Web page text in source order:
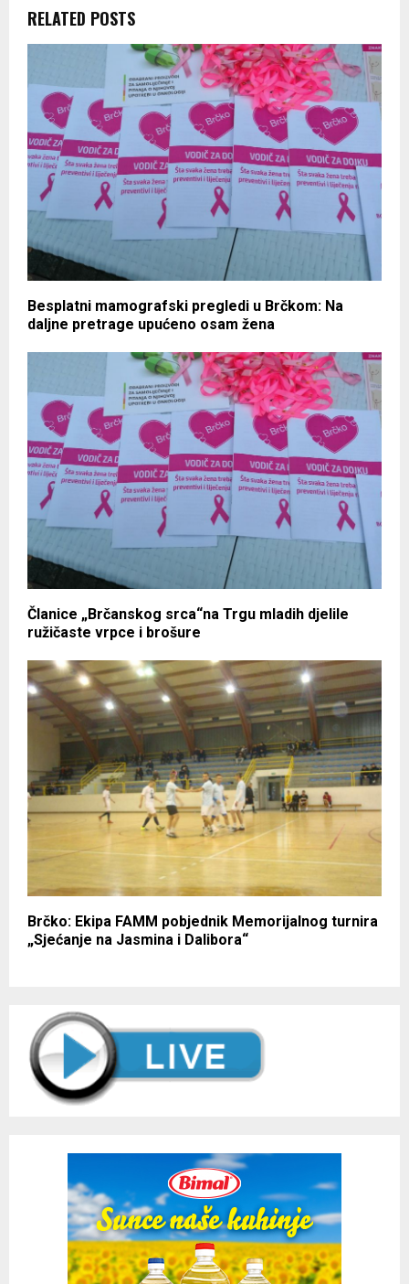
RELATED POSTS
Besplatni mamografski pregledi u Brčkom: Na
daljne pretrage upućeno osam žena
Članice „Brčanskog srca“na Trgu mladih djelile
ružičaste vrpce i brošure
Brčko: Ekipa FAMM pobjednik Memorijalnog turnira
„Sjećanje na Jasmina i Dalibora“